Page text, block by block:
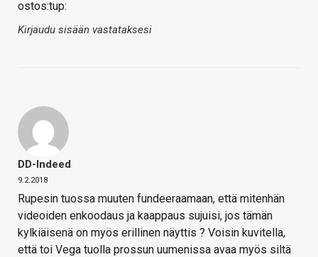
ostos:tup:
Kirjaudu sisään vastataksesi
DD-Indeed
9.2.2018
Rupesin tuossa muuten fundeeraamaan, että mitenhän
videoiden enkoodaus ja kaappaus sujuisi, jos tämän
kylkiäisenä on myös erillinen näyttis ? Voisin kuvitella,
että toi Vega tuolla prossun uumenissa avaa myös siltä